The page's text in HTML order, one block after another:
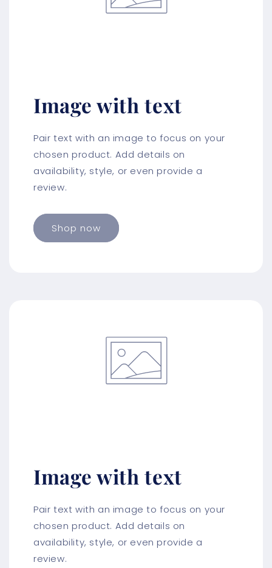
Image with text
Pair text with an image to focus on your
chosen product. Add details on
availability, style, or even provide a
review.
Shop now
Image with text
Pair text with an image to focus on your
chosen product. Add details on
availability, style, or even provide a
review.